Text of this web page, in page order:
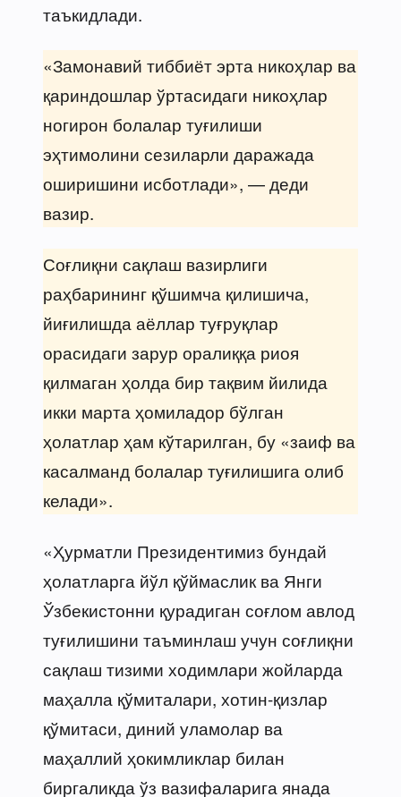
таъкидлади.
«Замонавий тиббиёт эрта никоҳлар ва
қариндошлар ўртасидаги никоҳлар
ногирон болалар туғилиши
эҳтимолини сезиларли даражада
оширишини исботлади», — деди
вазир.
Соғлиқни сақлаш вазирлиги
раҳбарининг қўшимча қилишича,
йиғилишда аёллар туғруқлар
орасидаги зарур оралиққа риоя
қилмаган ҳолда бир тақвим йилида
икки марта ҳомиладор бўлган
ҳолатлар ҳам кўтарилган, бу «заиф ва
касалманд болалар туғилишига олиб
келади».
«Ҳурматли Президентимиз бундай
ҳолатларга йўл қўймаслик ва Янги
Ўзбекистонни қурадиган соғлом авлод
туғилишини таъминлаш учун соғлиқни
сақлаш тизими ходимлари жойларда
маҳалла қўмиталари, хотин-қизлар
қўмитаси, диний уламолар ва
маҳаллий ҳокимликлар билан
биргаликда ўз вазифаларига янада